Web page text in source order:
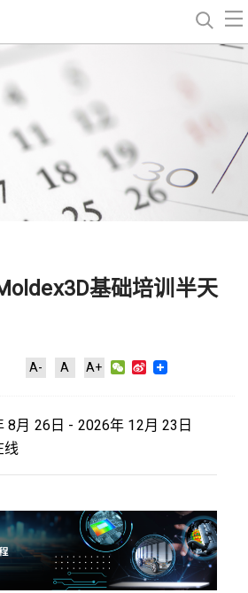
基础培训半天
A- A A+ WeChat
Sina
8月 26日 - 2026年 12月 23日
线